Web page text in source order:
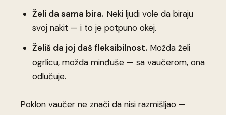
Želi da sama bira. Neki ljudi vole da biraju
svoj nakit — i to je potpuno okej.
Želiš da joj daš fleksibilnost. Možda želi
ogrlicu, možda minđuše — sa vaučerom, ona
odlučuje.
Poklon vaučer ne znači da nisi razmišljao —